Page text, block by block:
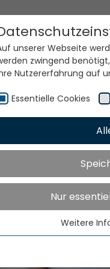
unserer Webseite
zwingend
Nutzererfahrung auf
Essentielle Cookies
Nur
Essentielle Cookies
Essentielle Cookies
Webseite benötigt.
Weitere